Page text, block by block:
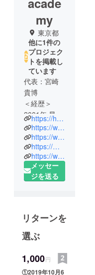
my
東京都
他に1件の
プロジェク
トを掲載し
ています
代表：宮崎
貴博
＜経歴＞
2001年 早稲
田大学法学
部・柔道部
に入学。そ
の後、上智
大学法科大
学院（既
試験最終合
格、法務博
士号取得
書士試験合
格
https://heroacademy.jp/
https://www.facebook.com/tokyo.hero.academy
https://www.instagram.com/hero__academy3/
https://mobile.twitter.com/heroacaminato
https://www.youtube.com/channel/UCGGn9BHiswRoe2eEFLiAG0w
メッセー
ジを送る
リターンを
選ぶ
1,000円
①2019年10月6